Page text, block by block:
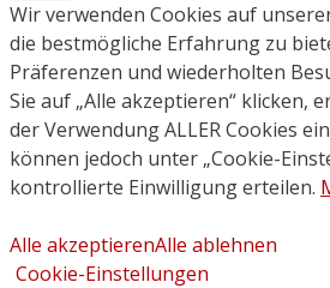
Wir verwenden Cookies auf
die bestmögliche Erfahrung zu
Präferenzen und wiederholten
Sie auf „Alle akzeptieren“ klicken,
der Verwendung ALLER Cookies
können jedoch unter „Cookie-
kontrollierte Einwilligung erteilen.
Alle akzeptierenAlle ablehnen
Cookie-Einstellungen